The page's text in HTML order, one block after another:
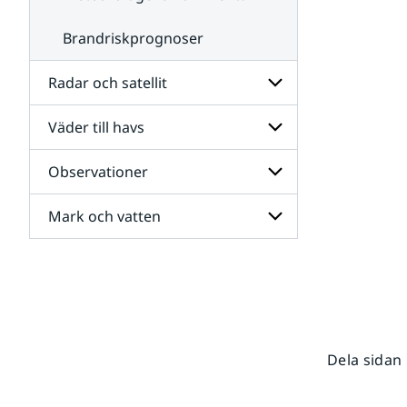
Brandriskprognoser
Radar och satellit
Undersidor
för
Radar
och
satellit
Väder till havs
Undersidor
för
Väder
till
havs
Observationer
Undersidor
för
Mark och vatten
Dela sidan